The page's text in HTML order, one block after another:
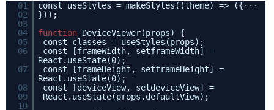
01
const useStyles = makeStyles((theme) => ({···
02
}));
03
04
function DeviceViewer(props) {
05
const classes = useStyles(props);
06
const [frameWidth, setframeWidth] =
React.useState(0);
07
const [frameHeight, setframeHeight] =
React.useState(0);
08
const [deviceView, setdeviceView] =
09
React.useState(props.defaultView);
10